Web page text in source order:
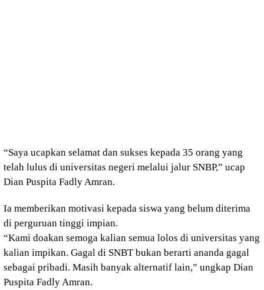
“Saya ucapkan selamat dan sukses kepada 35 orang yang
telah lulus di universitas negeri melalui jalur SNBP,” ucap
Dian Puspita Fadly Amran.
Ia memberikan motivasi kepada siswa yang belum diterima
di perguruan tinggi impian.
“Kami doakan semoga kalian semua lolos di universitas yang
kalian impikan. Gagal di SNBT bukan berarti ananda gagal
sebagai pribadi. Masih banyak alternatif lain,” ungkap Dian
Puspita Fadly Amran.